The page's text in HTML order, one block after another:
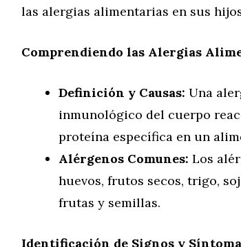
las alergias alimentarias en sus
Comprendiendo las Alergias
Definición y Causas: Una
inmunológico del cuerpo
proteína específica en un
Alérgenos Comunes: Los
huevos, frutos secos, trigo,
frutas y semillas.
Identificación de Signos y